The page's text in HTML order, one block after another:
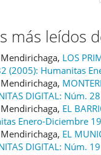
más leídos
LOS
(2005): Humanitas
DIGITAL: Núm.
EL
Enero-Diciembre
EL
DIGITAL: Núm.